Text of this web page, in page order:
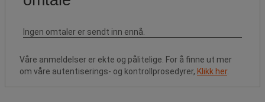
Våre anmeldelser er ekte og pålitelige. For å finne ut mer
om våre autentiserings- og kontrollprosedyrer, Klikk her.